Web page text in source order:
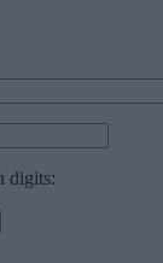
digits: